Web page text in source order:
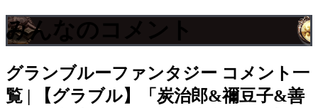
みんなのコメント
グランブルーファンタジー コメント一
覧 | 【グラブル】「炭治郎&禰豆子&善